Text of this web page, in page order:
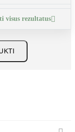
visus rezultatus